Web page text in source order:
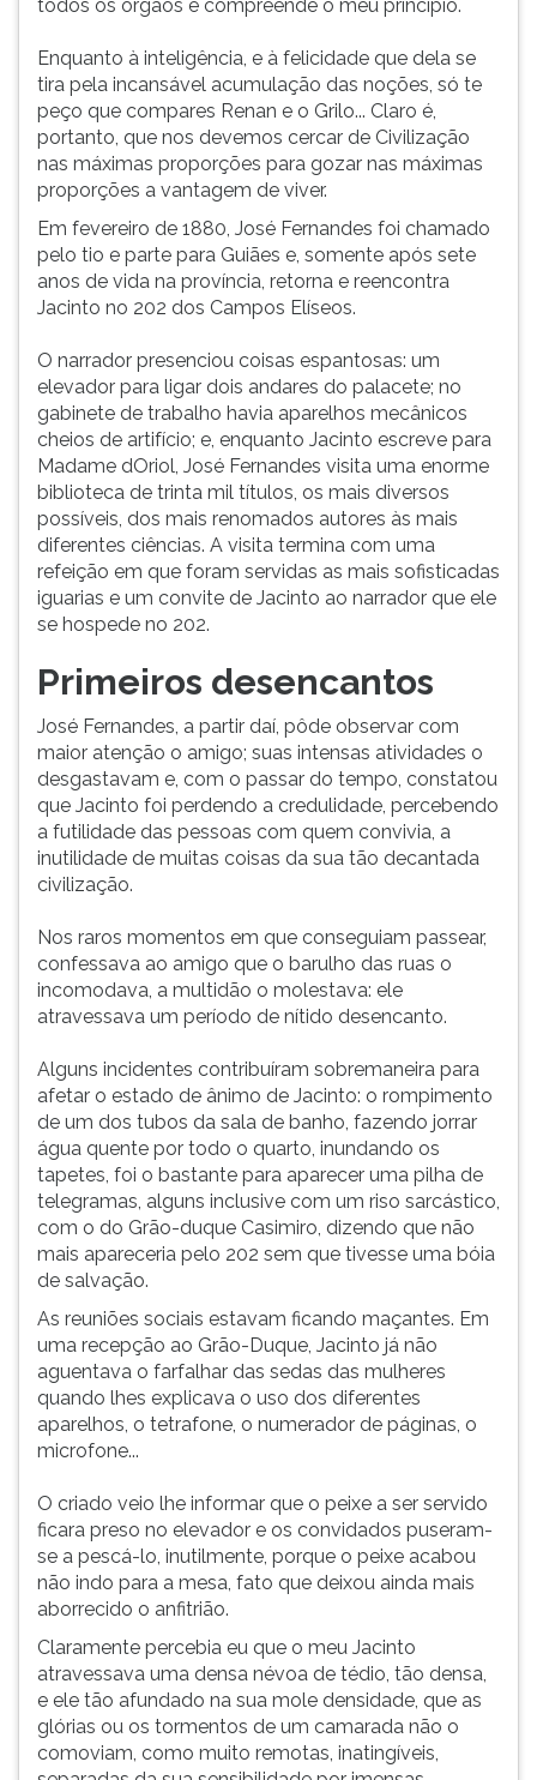
todos os órgãos e compreende o meu princípio.
Enquanto à inteligência, e à felicidade que dela se
tira pela incansável acumulação das noções, só te
peço que compares Renan e o Grilo... Claro é,
portanto, que nos devemos cercar de Civilização
nas máximas proporções para gozar nas máximas
proporções a vantagem de viver.
Em fevereiro de 1880, José Fernandes foi chamado
pelo tio e parte para Guiães e, somente após sete
anos de vida na província, retorna e reencontra
Jacinto no 202 dos Campos Elíseos.
O narrador presenciou coisas espantosas: um
elevador para ligar dois andares do palacete; no
gabinete de trabalho havia aparelhos mecânicos
cheios de artifício; e, enquanto Jacinto escreve para
Madame dOriol, José Fernandes visita uma enorme
biblioteca de trinta mil títulos, os mais diversos
possíveis, dos mais renomados autores às mais
diferentes ciências. A visita termina com uma
refeição em que foram servidas as mais sofisticadas
iguarias e um convite de Jacinto ao narrador que ele
se hospede no 202.
Primeiros desencantos
José Fernandes, a partir daí, pôde observar com
maior atenção o amigo; suas intensas atividades o
desgastavam e, com o passar do tempo, constatou
que Jacinto foi perdendo a credulidade, percebendo
a futilidade das pessoas com quem convivia, a
inutilidade de muitas coisas da sua tão decantada
civilização.
Nos raros momentos em que conseguiam passear,
confessava ao amigo que o barulho das ruas o
incomodava, a multidão o molestava: ele
atravessava um período de nítido desencanto.
Alguns incidentes contribuíram sobremaneira para
afetar o estado de ânimo de Jacinto: o rompimento
de um dos tubos da sala de banho, fazendo jorrar
água quente por todo o quarto, inundando os
tapetes, foi o bastante para aparecer uma pilha de
telegramas, alguns inclusive com um riso sarcástico,
com o do Grão-duque Casimiro, dizendo que não
mais apareceria pelo 202 sem que tivesse uma bóia
de salvação.
As reuniões sociais estavam ficando maçantes. Em
uma recepção ao Grão-Duque, Jacinto já não
aguentava o farfalhar das sedas das mulheres
quando lhes explicava o uso dos diferentes
aparelhos, o tetrafone, o numerador de páginas, o
microfone...
O criado veio lhe informar que o peixe a ser servido
ficara preso no elevador e os convidados puseram-
se a pescá-lo, inutilmente, porque o peixe acabou
não indo para a mesa, fato que deixou ainda mais
aborrecido o anfitrião.
Claramente percebia eu que o meu Jacinto
atravessava uma densa névoa de tédio, tão densa,
e ele tão afundado na sua mole densidade, que as
glórias ou os tormentos de um camarada não o
comoviam, como muito remotas, inatingíveis,